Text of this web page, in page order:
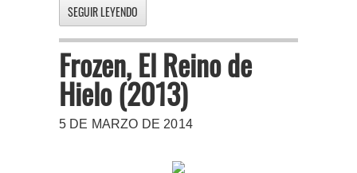
SEGUIR LEYENDO
Frozen, El Reino de
Hielo (2013)
5 DE MARZO DE 2014